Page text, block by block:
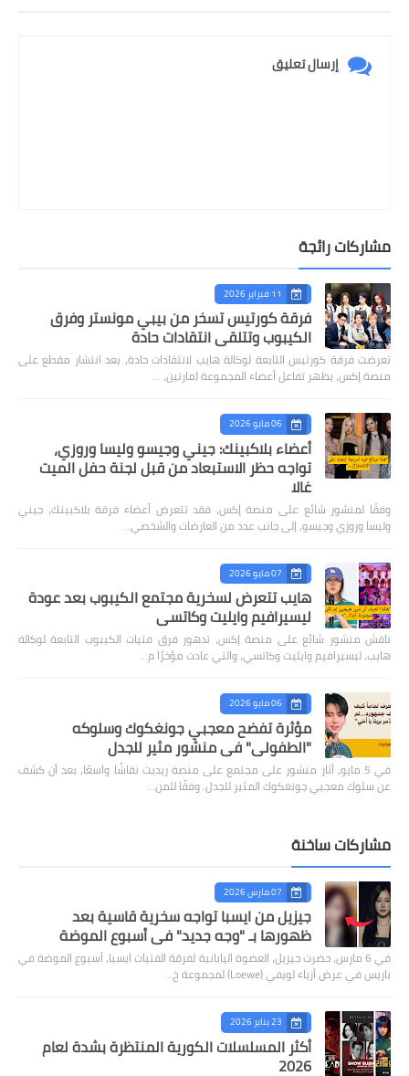
إرسال تعليق
مشاركات رائجة
11 فبراير 2026
فرقة كورتيس تسخر من بيبي مونستر وفرق
الكيبوب وتتلقى انتقادات حادة
تعرضت فرقة كورتيس التابعة لوكالة هايب لانتقادات حادة، بعد انتشار مقطع على
منصة إكس، يظهر تفاعل أعضاء المجموعة (مارتين، …
06 مايو 2026
أعضاء بلاكبينك: جيني وجيسو وليسا وروزي،
تواجه حظر الاستبعاد من قبل لجنة حفل الميت
غالا
وفقًا لمنشور شائع على منصة إكس، فقد تتعرض أعضاء فرقة بلاكبينك، جيني
وليسا وروزي وجيسو، إلى جانب عدد من العارضات والشخصي…
07 مايو 2026
هايب تتعرض لسخرية مجتمع الكيبوب بعد عودة
ليسيرافيم وايليت وكاتسي
ناقش منشور شائع على منصة إكس، تدهور فرق فتيات الكيبوب التابعة لوكالة
هايب، ليسيرافيم وايليت وكاتسي، والتي عادت مؤخرًا م…
06 مايو 2026
مؤثرة تفضح معجبي جونغكوك وسلوكه
"الطفولي" في منشور مثير للجدل
في 5 مايو، أثار منشور على مجتمع على منصة ريديت نقاشًا واسعًا، بعد أن كشف
عن سلوك معجبي جونغكوك المثير للجدل. وفقًا للمن…
مشاركات ساخنة
07 مارس 2026
جيزيل من ايسبا تواجه سخرية قاسية بعد
ظهورها بـ "وجه جديد" في أسبوع الموضة
في 6 مارس، حضرت جيزيل، العضوة اليابانية لفرقة الفتيات ايسبا، أسبوع الموضة في
باريس في عرض أزياء لويفي (Loewe) لمجموعة خ…
23 يناير 2026
أكثر المسلسلات الكورية المنتظرة بشدة لعام
2026